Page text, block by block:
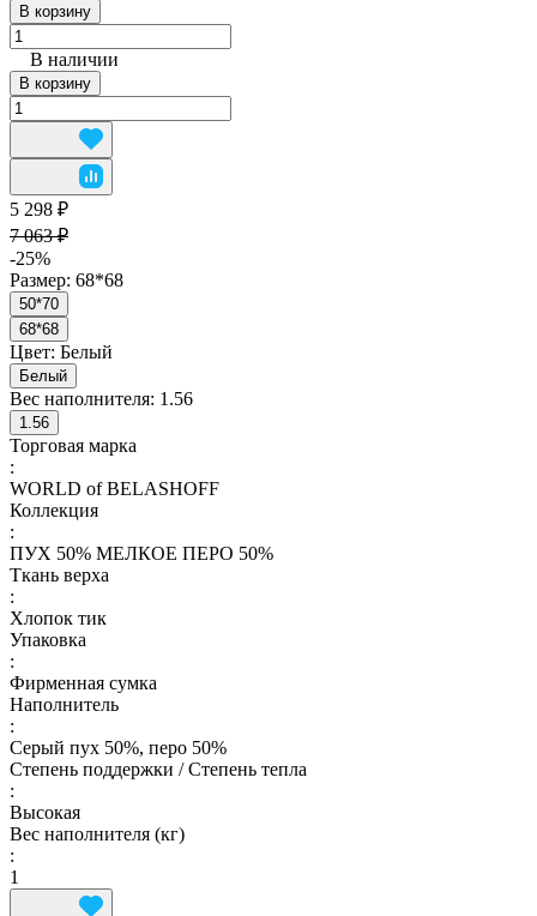
В корзину
В наличии
В корзину
5 298 ₽
7 063 ₽
-25%
Размер: 68*68
50*70
68*68
Цвет: Белый
Белый
Вес наполнителя: 1.56
1.56
Торговая марка
:
WORLD of BELASHOFF
Коллекция
:
ПУХ 50% МЕЛКОЕ ПЕРО 50%
Ткань верха
:
Хлопок тик
Упаковка
:
Фирменная сумка
Наполнитель
:
Серый пух 50%, перо 50%
Степень поддержки / Степень тепла
:
Высокая
Вес наполнителя (кг)
:
1